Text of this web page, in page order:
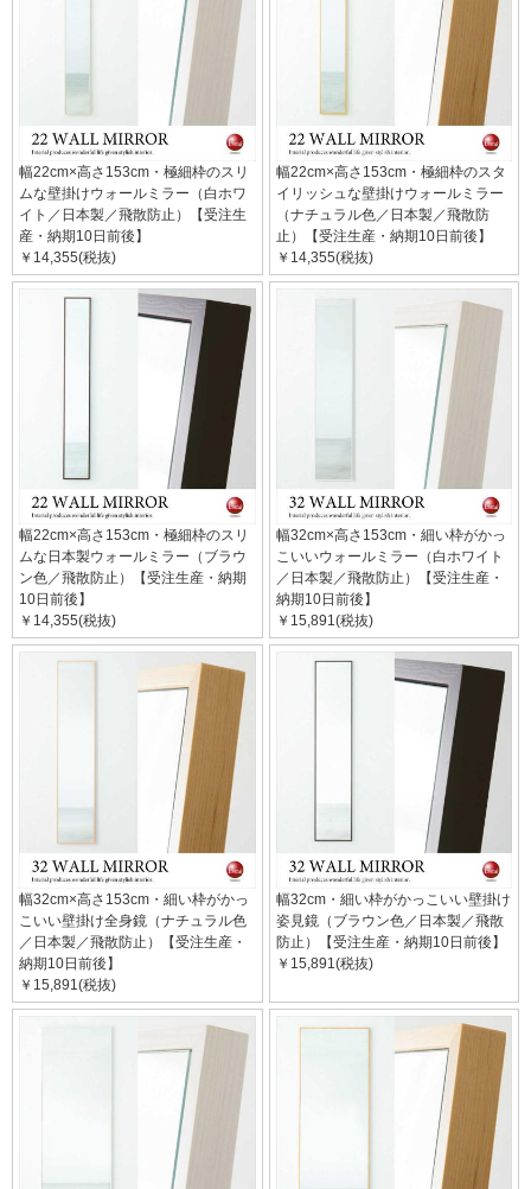
幅22cm×高さ153cm・極細枠のスリ
ムな壁掛けウォールミラー（白ホワ
イト／日本製／飛散防止）【受注生
産・納期10日前後】
￥14,355(税抜)
幅22cm×高さ153cm・極細枠のスタ
イリッシュな壁掛けウォールミラー
（ナチュラル色／日本製／飛散防
止）【受注生産・納期10日前後】
￥14,355(税抜)
幅22cm×高さ153cm・極細枠のスリ
ムな日本製ウォールミラー（ブラウ
ン色／飛散防止）【受注生産・納期
10日前後】
￥14,355(税抜)
幅32cm×高さ153cm・細い枠がかっ
こいいウォールミラー（白ホワイト
／日本製／飛散防止）【受注生産・
納期10日前後】
￥15,891(税抜)
幅32cm×高さ153cm・細い枠がかっ
こいい壁掛け全身鏡（ナチュラル色
／日本製／飛散防止）【受注生産・
納期10日前後】
￥15,891(税抜)
幅32cm・細い枠がかっこいい壁掛け
姿見鏡（ブラウン色／日本製／飛散
防止）【受注生産・納期10日前後】
￥15,891(税抜)